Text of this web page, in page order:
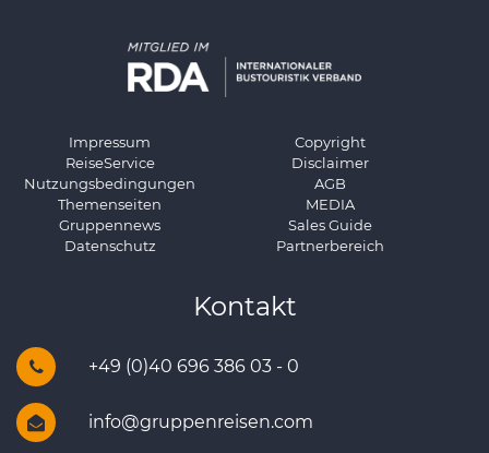
Impressum
ReiseService
Nutzungsbedingungen
Themenseiten
Gruppennews
Datenschutz
Copyright
Disclaimer
AGB
MEDIA
Sales Guide
Partnerbereich
Kontakt
+49 (0)40 696 386 03 - 0
info@gruppenreisen.com